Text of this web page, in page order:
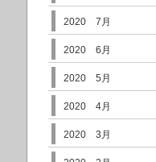
2020 7月
2020 6月
2020 5月
2020 4月
2020 3月